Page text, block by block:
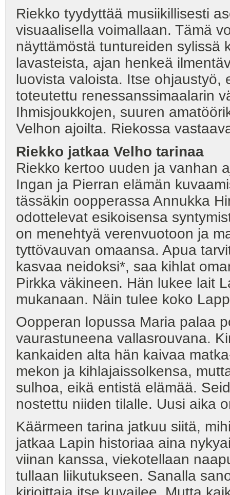
Riekko tyydyttää musiikillisesti
visuaalisella voimallaan. Tämä
näyttämöstä tuntureiden sylissä
lavasteista, ajan henkeä
luovista valoista. Itse
toteutettu renessanssimaalarin
Ihmisjoukkojen, suuren
Velhon ajoilta. Riekossa
Riekko jatkaa Velho tarinaa
Riekko kertoo uuden ja vanhan
Ingan ja Pierran elämän
tässäkin oopperassa Annukka
odottelevat esikoisensa
on menehtyä verenvuotoon ja
tyttövauvan omaansa. Apua
kasvaa neidoksi*, saa kihlat
Pirkka väkineen. Hän lukee lait
mukanaan. Näin tulee koko
Oopperan lopussa Maria palaa
vaurastuneena vallasrouvana.
kankaiden alta hän kaivaa
mekon ja kihlajaissolkensa,
sulhoa, eikä entistä elämää.
nostettu niiden tilalle. Uusi aika
Käärmeen tarina jatkuu siitä,
jatkaa Lapin historiaa aina
viinan kanssa, viekotellaan
tullaan liikutukseen. Sanalla